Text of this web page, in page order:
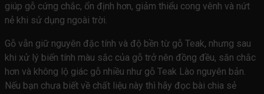
giúp gỗ cứng chắc, ổn định hơn, giảm thiểu cong vênh và nứt
nẻ khi sử dụng ngoài trời.
Gỗ vẫn giữ nguyên đặc tính và độ bền từ gỗ Teak, nhưng sau
khi xử lý biến tính màu sắc của gỗ trở nên đồng đều, săn chắc
hơn và không lộ giác gỗ nhiều như gỗ Teak Lào nguyên bản.
Nếu bạn chưa biết về chất liệu này thì hãy đọc bài chia sẻ